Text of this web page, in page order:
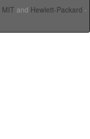
MIT and Hewlett-Packard -